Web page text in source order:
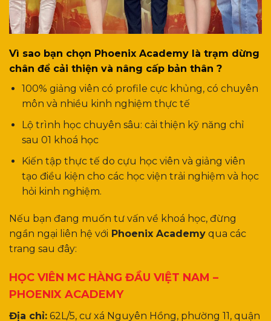
Vì sao bạn chọn Phoenix Academy là trạm dừng
chân để cải thiện và nâng cấp bản thân ?
100% giảng viên có profile cực khủng, có chuyên
môn và nhiều kinh nghiệm thực tế
Lộ trình học chuyên sâu: cải thiện kỹ năng chỉ
sau 01 khoá học
Kiến tập thực tế do cựu học viên và giảng viên
tạo điều kiện cho các học viện trải nghiệm và học
hỏi kinh nghiệm.
Nếu bạn đang muốn tư vấn về khoá học, đừng
ngần ngại liên hệ với Phoenix Academy qua các
trang sau đây:
HỌC VIÊN MC HÀNG ĐẦU VIỆT NAM –
PHOENIX ACADEMY
Địa chỉ: 62L/5, cư xá Nguyên Hồng, phường 11, quận